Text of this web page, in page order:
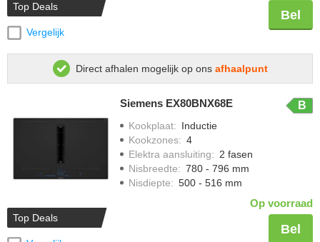
Top Deals
Vergelijk
Bel
Direct afhalen mogelijk op ons afhaalpunt
Top Deals
Siemens EX80BNX68E B
Kookplaat: Inductie
Kookzones: 4
Elektra aansluiting: 2 fasen
Nisbreedte: 780 - 796 mm
Nisdiepte: 500 - 516 mm
Op voorraad
Bel